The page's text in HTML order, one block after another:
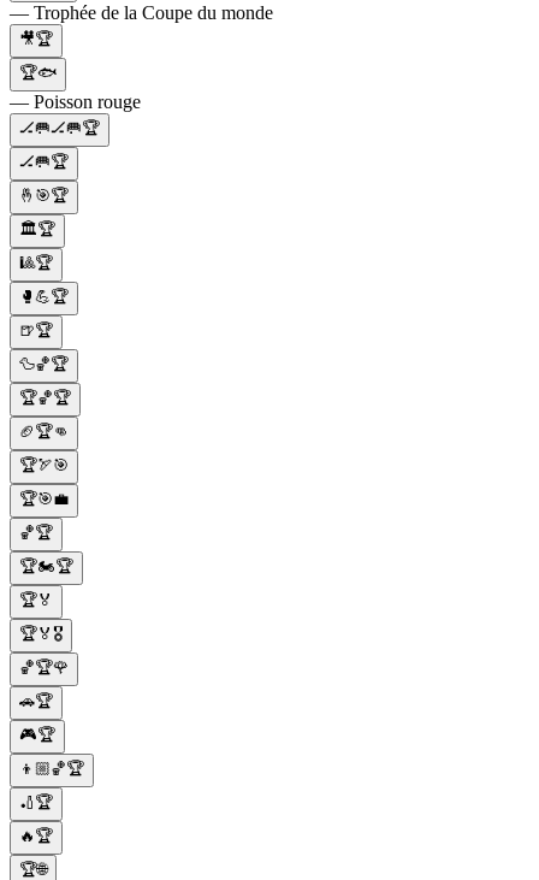
— Trophée de la Coupe du monde
🎥🏆
🏆🐟
— Poisson rouge
🏒🥅🏒🥅🏆
🏒🥅🏆
🤞🎯🏆
🏛️🏆
🎱🏆
🥊💪🏆
🍺🏆
🦆🏀🏆
🏆🏀🏆
🏈🏆👊
🏆🏹🎯
🏆🎯💼
🏀🏆
🏆🏍️🏆
🏆🏅
🏆🏅🎖️
🏀🏆🌹
🚗🏆
🎮🏆
👦🏼🏀🏆
🏏🏆
🔥🏆
🏆🌐